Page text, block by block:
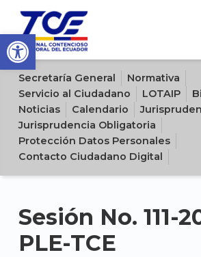
Open toolbar
Sitio oficial del Tribunal Contencioso Electoral del Ecuador
Secretaría General
Normativa
Servicio al Ciudadano
LOTAIP
Noticias
Calendario
Jurisprudencia Obligatoria
Protección Datos Personales
Contacto Ciudadano Digital
Sesión No. 111-
PLE-TCE